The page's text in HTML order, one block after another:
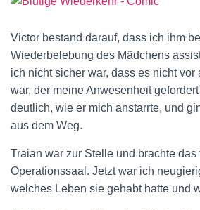
Victor bestand darauf, dass ich ihm
Wiederbelebung des Mädchens
ich nicht sicher war, dass es nicht vor
war, der meine Anwesenheit
deutlich, wie er mich anstarrte, und
aus dem Weg.
Traian war zur Stelle und brachte
Operationssaal. Jetzt war ich
welches Leben sie gehabt hatte und